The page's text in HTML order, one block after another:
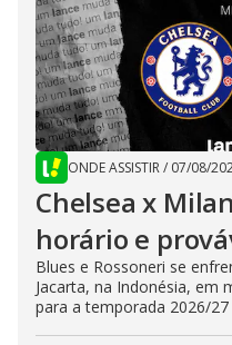
ONDE ASSISTIR/ 07/08/
Chelsea x
horário e
Blues e Rossoneri se
Jacarta, na Indonésia, em
para a temporada 2026/27